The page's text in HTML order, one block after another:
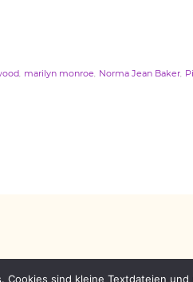
, marilyn monroe, Norma Jean Baker,
sind kleine Textdateien